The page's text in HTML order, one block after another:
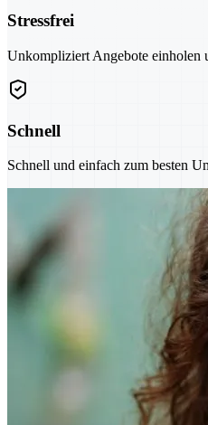
Stressfrei
Unkompliziert Angebote einholen
Schnell
Schnell und einfach zum besten